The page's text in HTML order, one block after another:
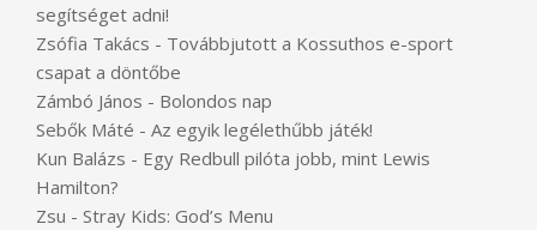
segítséget adni!
Zsófia Takács - Továbbjutott a Kossuthos e-sport
csapat a döntőbe
Zámbó János - Bolondos nap
Sebők Máté - Az egyik legélethűbb játék!
Kun Balázs - Egy Redbull pilóta jobb, mint Lewis
Hamilton?
Zsu - Stray Kids: God’s Menu